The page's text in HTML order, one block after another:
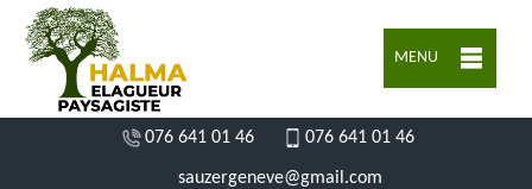
MENU
076 641 01 46 076 641 01 46
sauzergeneve@gmail.com